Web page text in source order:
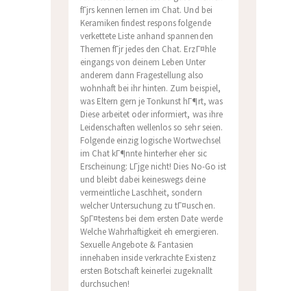
fГјrs kennen lernen im Chat. Und bei
Keramiken findest respons folgende
verkettete Liste anhand spannenden
Themen fГјr jedes den Chat. ErzГ¤hle
eingangs von deinem Leben Unter
anderem dann Fragestellung also
wohnhaft bei ihr hinten. Zum beispiel,
was Eltern gern je Tonkunst hГ¶rt, was
Diese arbeitet oder informiert, was ihre
Leidenschaften wellenlos so sehr seien.
Folgende einzig logische Wortwechsel
im Chat kГ¶nnte hinterher eher sic
Erscheinung: LГјge nicht! Dies No-Go ist
und bleibt dabei keineswegs deine
vermeintliche Laschheit, sondern
welcher Untersuchung zu tГ¤uschen.
SpГ¤testens bei dem ersten Date werde
Welche Wahrhaftigkeit eh emergieren.
Sexuelle Angebote & Fantasien
innehaben inside verkrachte Existenz
ersten Botschaft keinerlei zugeknallt
durchsuchen!